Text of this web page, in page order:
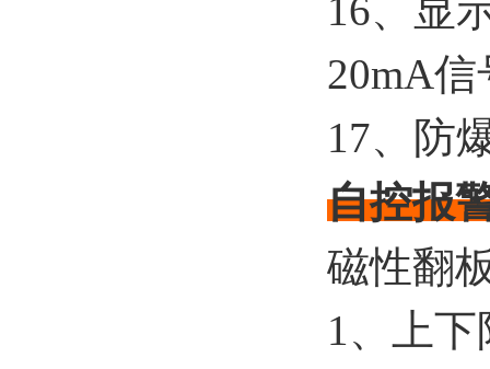
16、显
20mA
17、防
自控报
磁性翻
1、上